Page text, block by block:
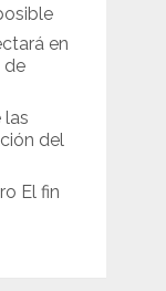
en
de
las
del
El fin